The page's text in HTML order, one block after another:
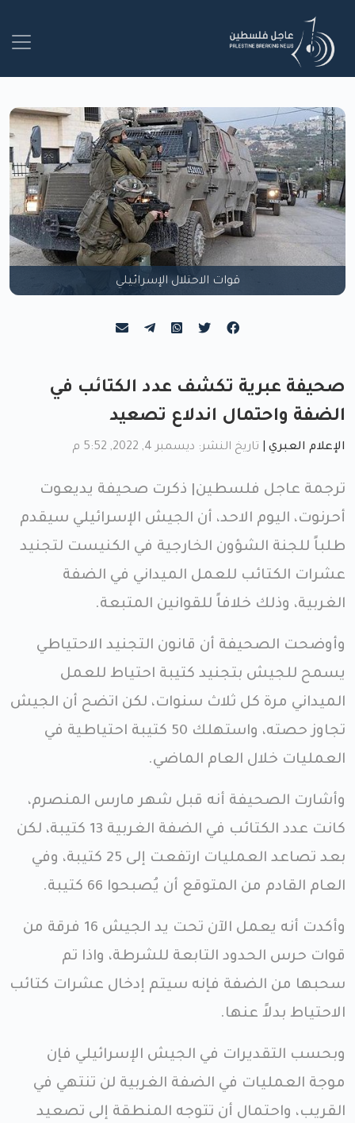
قوات الاحتلال الإسرائيلي
صحيفة عبرية تكشف عدد الكتائب في
الضفة واحتمال اندلاع تصعيد
الإعلام العبري تاريخ النشر: ديسمبر 4, 2022, 5:52 م
ترجمة عاجل فلسطين| ذكرت صحيفة يديعوت
أحرنوت، اليوم الاحد، أن الجيش الإسرائيلي سيقدم
طلباً للجنة الشؤون الخارجية في الكنيست لتجنيد
عشرات الكتائب للعمل الميداني في الضفة
الغربية، وذلك خلافاً للقوانين المتبعة.
وأوضحت الصحيفة أن قانون التجنيد الاحتياطي
يسمح للجيش بتجنيد كتيبة احتياط للعمل
الميداني مرة كل ثلاث سنوات، لكن اتضح أن الجيش
تجاوز حصته، واستهلك 50 كتيبة احتياطية في
العمليات خلال العام الماضي.
وأشارت الصحيفة أنه قبل شهر مارس المنصرم،
كانت عدد الكتائب في الضفة الغربية 13 كتيبة، لكن
بعد تصاعد العمليات ارتفعت إلى 25 كتيبة، وفي
العام القادم من المتوقع أن يُصبحوا 66 كتيبة.
وأكدت أنه يعمل الآن تحت يد الجيش 16 فرقة من
قوات حرس الحدود التابعة للشرطة، واذا تم
سحبها من الضفة فإنه سيتم إدخال عشرات كتائب
الاحتياط بدلاً عنها.
وبحسب التقديرات في الجيش الإسرائيلي فإن
موجة العمليات في الضفة الغربية لن تنتهي في
القريب، واحتمال أن تتوجه المنطقة إلى تصعيد